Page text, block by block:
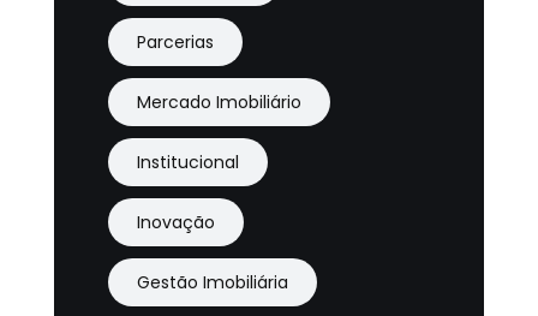
Parcerias
Mercado Imobiliário
Institucional
Inovação
Gestão Imobiliária